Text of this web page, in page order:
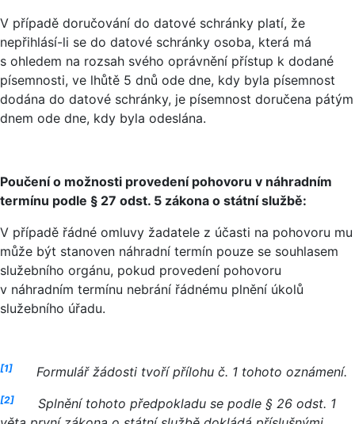
V případě doručování do datové schránky platí, že
nepřihlásí-li se do datové schránky osoba, která má
s ohledem na rozsah svého oprávnění přístup k dodané
písemnosti, ve lhůtě 5 dnů ode dne, kdy byla písemnost
dodána do datové schránky, je písemnost doručena pátým
dnem ode dne, kdy byla odeslána.
Poučení o možnosti provedení pohovoru v náhradním
termínu podle § 27 odst. 5 zákona o státní službě:
V případě řádné omluvy žadatele z účasti na pohovoru mu
může být stanoven náhradní termín pouze se souhlasem
služebního orgánu, pokud provedení pohovoru
v náhradním termínu nebrání řádnému plnění úkolů
služebního úřadu.
[1] Formulář žádosti tvořípřílohu č. 1 tohoto oznámení.
[2]
Splnění tohoto předpokladu se podle § 26 odst. 1